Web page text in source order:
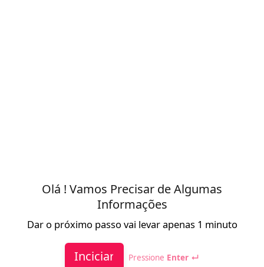
Olá ! Vamos Precisar de Algumas
Informações
Dar o próximo passo vai levar apenas 1 minuto
Inciciar Pressione Enter ↵